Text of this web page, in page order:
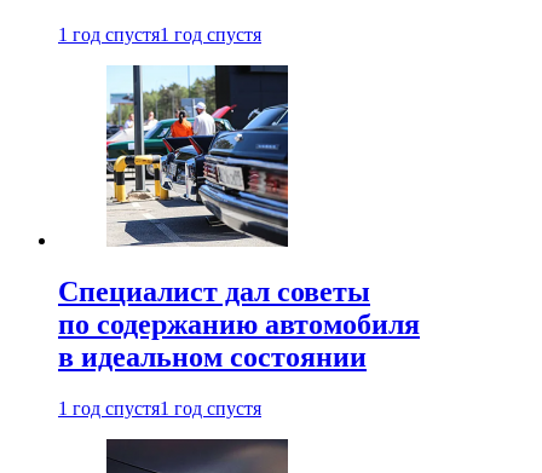
1 год спустя1 год спустя
Специалист дал советы
по содержанию автомобиля
в идеальном состоянии
1 год спустя1 год спустя